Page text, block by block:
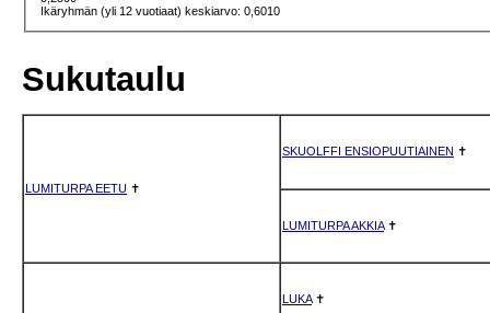
Ikäryhmän (yli 12 vuotiaat) keskiarvo: 0,6010
Sukutaulu
LUMITURPA EETU ✝
SKUOLFFI ENSIOPUUTIAINEN ✝
LUMITURPA AKKIA✝
LUKA✝